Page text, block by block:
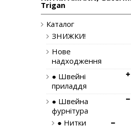
Trigan
Каталог
ЗНИЖКИ!
Нове
надходження
● Швейні
приладдя
● Швейна
фурнітура
● Нитки